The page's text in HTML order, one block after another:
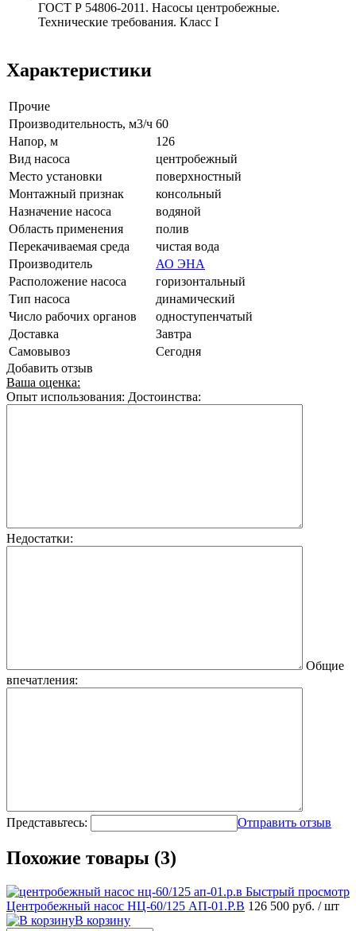
ГОСТ Р 54806-2011. Насосы центробежные.
Технические требования. Класс I
Характеристики
Прочие
Производительность, м3/ч 60
Напор, м
126
Вид насоса
центробежный
Место установки
поверхностный
Монтажный признак
консольный
Назначение насоса
водяной
Область применения
полив
Перекачиваемая среда
чистая вода
Производитель
АО ЭНА
Расположение насоса
горизонтальный
Тип насоса
динамический
Число рабочих органов
одноступенчатый
Доставка
Завтра
Самовывоз
Сегодня
Добавить отзыв
Ваша оценка:
Опыт использования: Достоинства:
Недостатки:
Общие
впечатления:
Представьтесь: Отправить отзыв
Похожие товары (3)
Быстрый просмотр
Центробежный насос НЦ-60/125 АП-01.Р.В 126 500 руб. / шт
В корзину